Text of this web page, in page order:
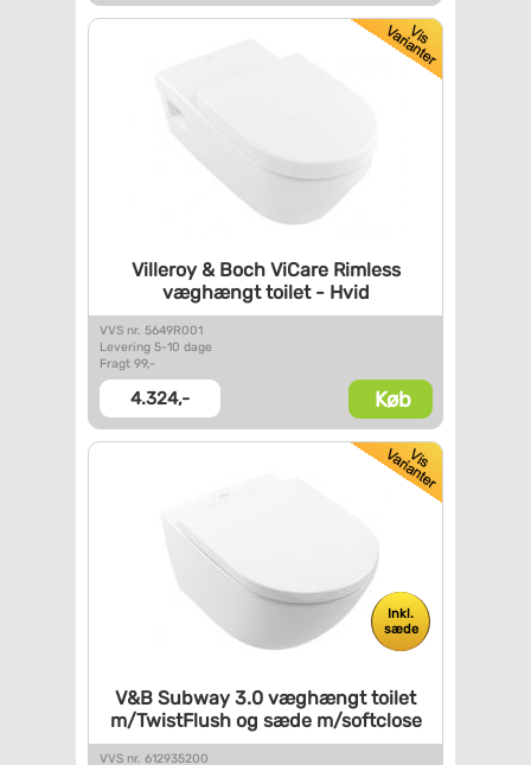
Villeroy & Boch ViCare Rimless
væghængt toilet - Hvid
VVS nr. 5649R001
Levering 5-10 dage
Fragt 99,-
4.324,- Køb
Inkl.
sæde
V&B Subway 3.0 væghængt toilet
m/TwistFlush og sædem/softclose
VVS nr. 612935200